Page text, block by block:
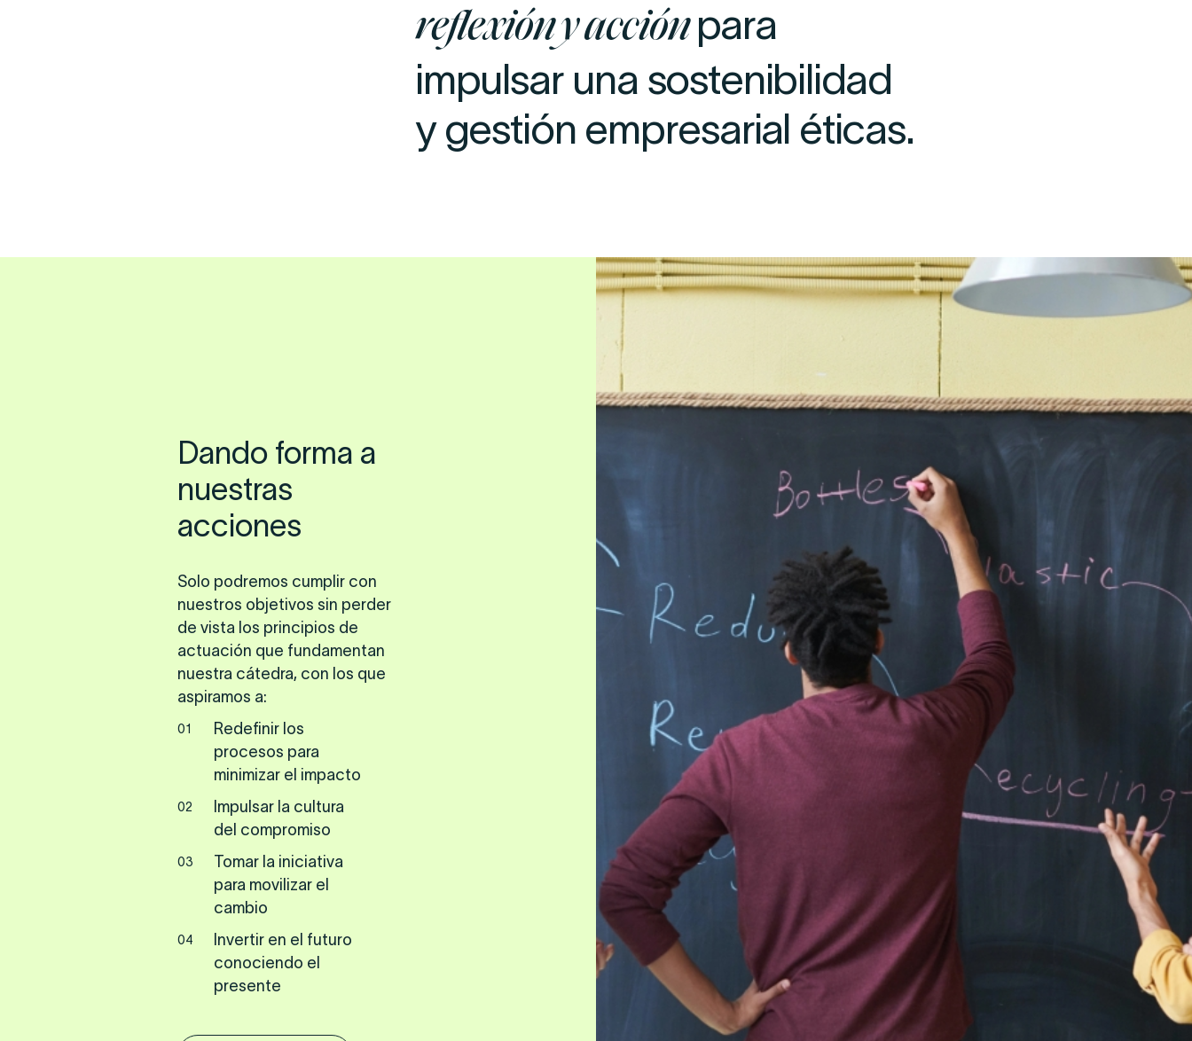
Acciones inspiradorasde
empresarial
reflexión y acciónpara
impulsar una sostenibilidad
y gestión empresarial éticas.
Dando forma a
nuestras
acciones
Solo podremos cumplir con
nuestros objetivos sin perder
de vista los principios de
actuación que fundamentan
nuestra cátedra, con los que
aspiramos a:
01
Redefinir los
procesos para
minimizar el impacto
02
Impulsar la cultura
del compromiso
03
Tomar la iniciativa
para movilizar el
cambio
04
Invertir en el futuro
conociendo el
presente